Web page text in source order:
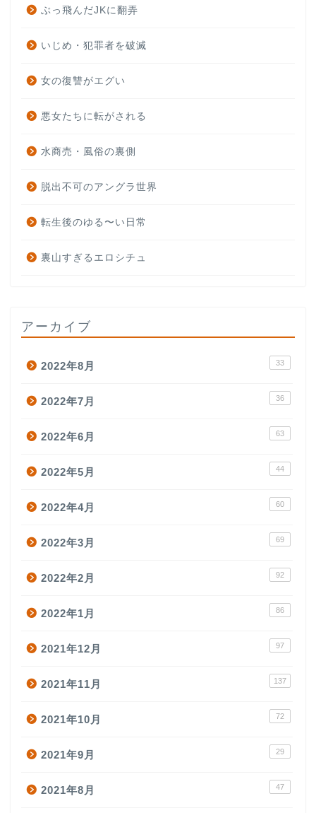
ぶっ飛んだJKに翻弄
いじめ・犯罪者を破滅
女の復讐がエグい
悪女たちに転がされる
水商売・風俗の裏側
脱出不可のアングラ世界
転生後のゆる〜い日常
裏山すぎるエロシチュ
アーカイブ
2022年8月 33
2022年7月 36
2022年6月 63
2022年5月 44
2022年4月 60
2022年3月 69
2022年2月 92
2022年1月 86
2021年12月 97
2021年11月 137
2021年10月 72
2021年9月 29
2021年8月 47